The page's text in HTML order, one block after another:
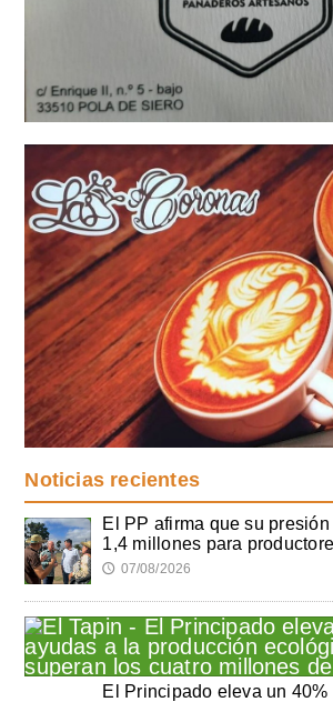
Noticias recientes
El PP afirma que su
1,4 millones para
🕔 07/08/2026
El Principado eleva un